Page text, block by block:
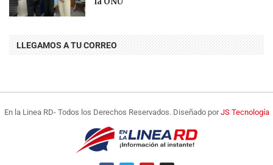
LLEGAMOS A TU CORREO
En la Linea RD- Todos los Derechos Reservados. Diseñado porJS Tecnología